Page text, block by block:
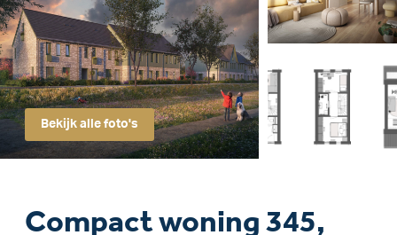
Bekijk alle foto's
Compact woning 345,